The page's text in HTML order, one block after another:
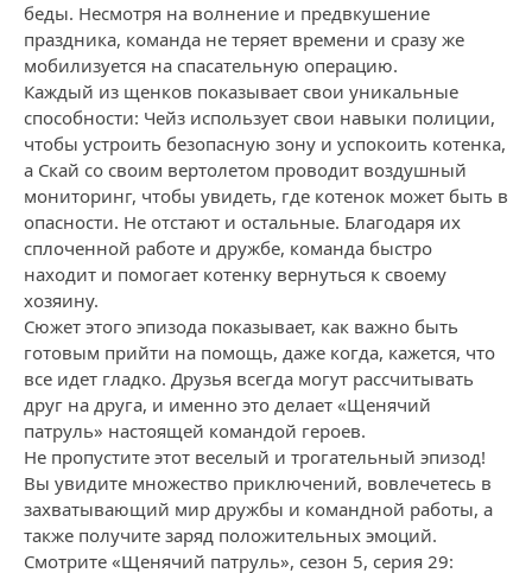
беды. Несмотря на волнение и предвкушение
праздника, команда не теряет времени и сразу же
мобилизуется на спасательную операцию.
Каждый из щенков показывает свои уникальные
способности: Чейз использует свои навыки полиции,
чтобы устроить безопасную зону и успокоить котенка,
а Скай со своим вертолетом проводит воздушный
мониторинг, чтобы увидеть, где котенок может быть в
опасности. Не отстают и остальные. Благодаря их
сплоченной работе и дружбе, команда быстро
находит и помогает котенку вернуться к своему
хозяину.
Сюжет этого эпизода показывает, как важно быть
готовым прийти на помощь, даже когда, кажется, что
все идет гладко. Друзья всегда могут рассчитывать
друг на друга, и именно это делает «Щенячий
патруль» настоящей командой героев.
Не пропустите этот веселый и трогательный эпизод!
Вы увидите множество приключений, вовлечетесь в
захватывающий мир дружбы и командной работы, а
также получите заряд положительных эмоций.
Смотрите «Щенячий патруль», сезон 5, серия 29: